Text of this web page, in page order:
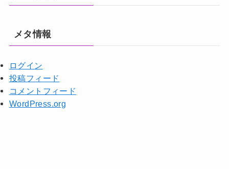
メタ情報
ログイン
投稿フィード
コメントフィード
WordPress.org